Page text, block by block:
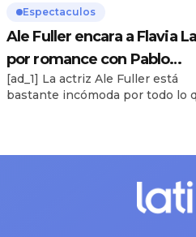
Espectaculos
Ale Fuller encara a Flavia
por romance con Pablo
Heredia y amenaza con
revelar chats: “Descarada”
[ad_1] La actriz Ale Fuller está
bastante incómoda por todo lo
Heredia o Flavia Laos mienten
Fuller molesta con Flavia Laos
pudrió todo! A pesar que Fuller